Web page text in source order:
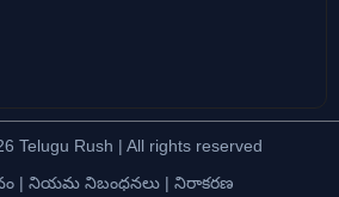
Telugu Rush | All rights reserved
| నియమ నిబంధనలు | నిరాకరణ